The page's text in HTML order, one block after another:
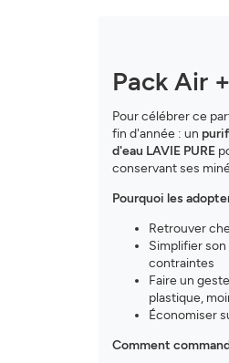
Pack Air
Pour célébrer ce
fin d'année : un
d'eau LAVIE PURE
conservant ses
Pourquoi les
Retrouver
Simplifier
contraintes
Faire un
plastique,
Économiser
Comment